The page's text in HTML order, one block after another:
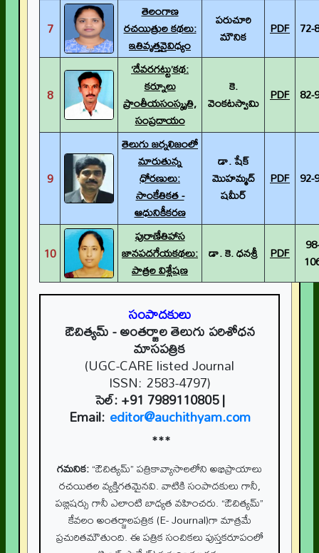
7
తెలంగాణ
రచయిత్రుల కథలు:
ఇతివృత్తవైవిధ్యం
పరుచూరి
మౌనిక
PDF 72-
8
‘దేవరగట్టు’కథ:
కర్నూలు
ప్రాంతీయసంస్కృతి,
సంప్రదాయం
కె.
వెంకటస్వామి PDF 82-
9
తెలుగు జర్నలిజంలో
మారుతున్న
ధోరణులు:
సాంకేతికత -
ఆధునికీకరణ
డా. షేక్
మొహమ్మద్
షమీర్
PDF 92-
10
పురాణేతిహాస
జానపదగేయకథలు:
పాత్రల విశ్లేషణ
డా. కె. ధనశ్రీ PDF
98-
సంపాదకులు
ఔచిత్యమ్- అంతర్జాల తెలుగు పరిశోధన
మాసపత్రిక
(UGC-CARE listed Journal
ISSN: 2583-4797)
సెల్:+91 7989110805|
Email: editor@auchithyam.com
***
గమనిక:“ఔచిత్యమ్” పత్రికావ్యాసాలలోని అభిప్రాయాలు
రచయితల వ్యక్తిగతమైనవి. వాటికి సంపాదకులు గానీ,
పబ్లిషర్సు గానీ ఎలాంటి బాధ్యత వహించరు. “ఔచిత్యమ్”
కేవలం అంతర్జాలపత్రిక (E- Journal)గా మాత్రమే
ప్రచురితమౌతుంది. ఈ పత్రిక సంచికలు పుస్తకరూపంలో